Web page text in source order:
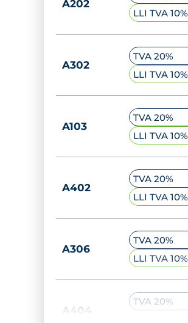
A202
LLI TVA 10%
A302
TVA 20%
LLI TVA 10%
A103
TVA 20%
LLI TVA 10%
A402
TVA 20%
LLI TVA 10%
A306
TVA 20%
LLI TVA 10%
A404
TVA 20%